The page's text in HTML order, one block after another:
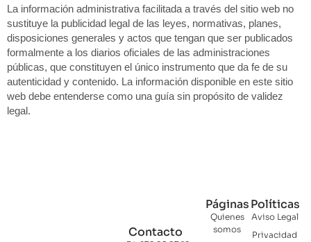
La información administrativa facilitada a través del sitio web no
sustituye la publicidad legal de las leyes, normativas, planes,
disposiciones generales y actos que tengan que ser publicados
formalmente a los diarios oficiales de las administraciones
públicas, que constituyen el único instrumento que da fe de su
autenticidad y contenido. La información disponible en este sitio
web debe entenderse como una guía sin propósito de validez
legal.
Páginas
Quienes
somos
Políticas
Aviso Legal
Privacidad
Contacto